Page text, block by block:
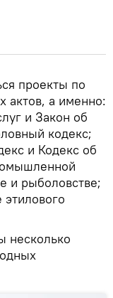
проекты по
актов, а именно:
и Закон об
кодекс;
и Кодекс об
и рыболовстве;
несколько